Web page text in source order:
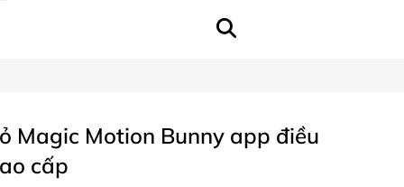
Magic Motion Bunny app điều
cấp